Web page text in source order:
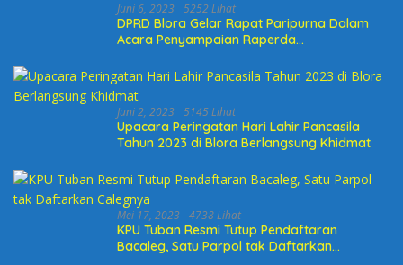
Juni 6, 2023 5252 Lihat
DPRD Blora Gelar Rapat Paripurna Dalam
Acara Penyampaian Raperda
2022
Juni 2, 2023 5145 Lihat
Upacara Peringatan Hari Lahir Pancasila
Tahun 2023 di Blora Berlangsung Khidmat
Mei 17, 2023 4738 Lihat
KPU Tuban Resmi Tutup Pendaftaran
Bacaleg, Satu Parpol tak Daftarkan